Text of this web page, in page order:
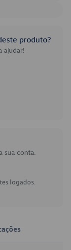
produto?
ajudar!
sua conta.
logados.